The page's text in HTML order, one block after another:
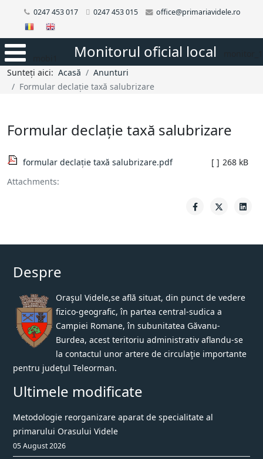
0247 453 017 0247 453 015 office@primariavidele.ro
Monitorul oficial local
Sunteți aici: Acasă
Anunturi
Formular declație taxă salubrizare
Formular declație taxă salubrizare
Attachments:
formular declație taxă salubrizare.pdf [ ] 268 kB
Despre
Oraşul Videle,se află situat, din punct de vedere
fizico-geografic, în partea central-sudica a
Campiei Romane, în subunitatea Găvanu-
Burdea, acest teritoriu administrativ aflandu-se
la contactul unor artere de circulaţie importante
pentru judeţul Teleorman.
Ultimele modificate
Metodologie reorganizare aparat de specialitate al
primarului Orasului Videle
05 August 2026